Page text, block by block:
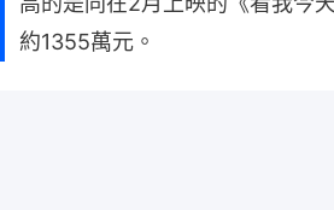
約1355萬元。